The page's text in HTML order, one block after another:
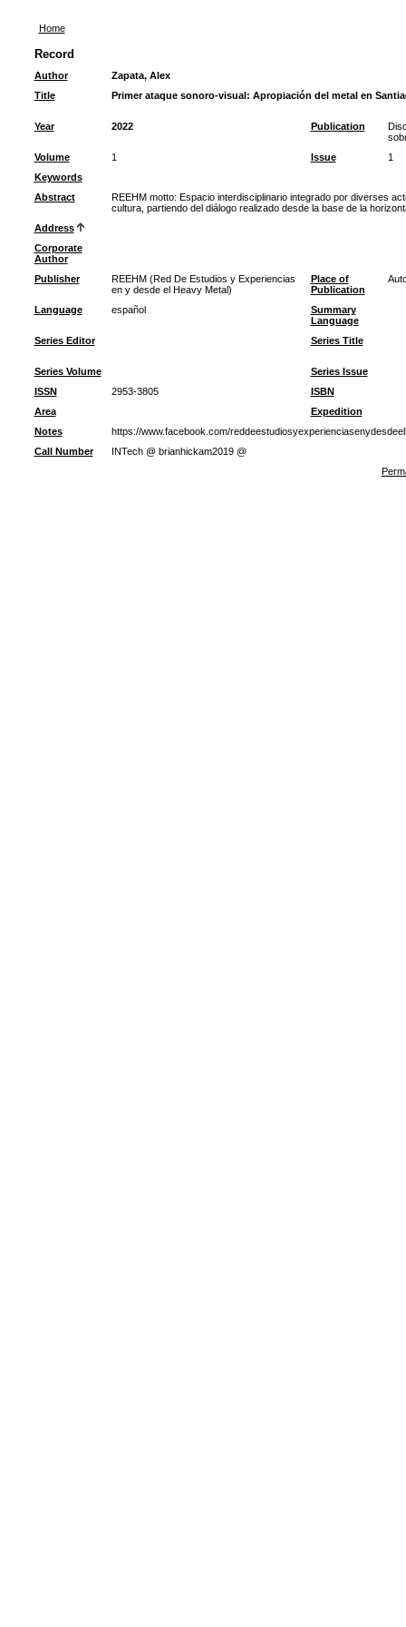
Home
Record
Author
Zapata, Alex
Title
Primer ataque sonoro-visual: Apropiación del metal en
Year 2022 Publication
Volume
1 Issue
1
Keywords
Abstract
REEHM motto: Espacio interdisciplinario integrado por diverses
cultura, partiendo del diálogo realizado desde la base de la
Address
Corporate
Author
Publisher
REEHM (Red De Estudios y Experiencias
en y desde el Heavy Metal)
Place of
Publication
Language español
Summary
Language
Series Editor
Series Title
Series Volume
Series Issue
ISSN
2953-3805
ISBN
Area
Expedition
Notes
https://www.facebook.com/
Call Number
INTech @ brianhickam2019 @